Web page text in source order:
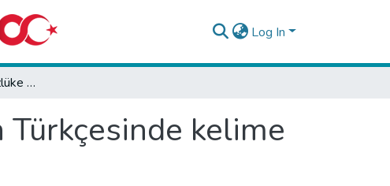
Log In
Türkmence-Türkçe sözlüke göre Türkmen Türkçesinde kelime yapımı
kelime